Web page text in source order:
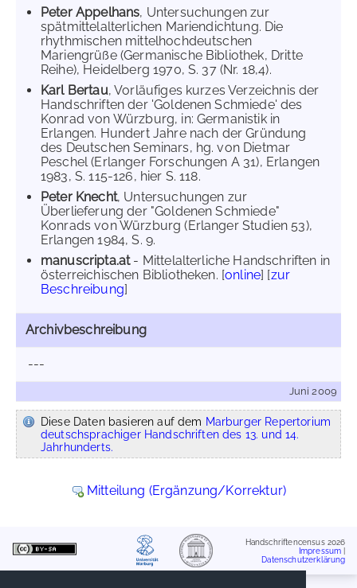
Peter Appelhans, Untersuchungen zur
spätmittelalterlichen Mariendichtung. Die
rhythmischen mittelhochdeutschen
Mariengrüße (Germanische Bibliothek, Dritte
Reihe), Heidelberg 1970, S. 37 (Nr. 18,4).
Karl Bertau, Vorläufiges kurzes Verzeichnis der
Handschriften der 'Goldenen Schmiede' des
Konrad von Würzburg, in: Germanistik in
Erlangen. Hundert Jahre nach der Gründung
des Deutschen Seminars, hg. von Dietmar
Peschel (Erlanger Forschungen A 31), Erlangen
1983, S. 115-126, hier S. 118.
Peter Knecht, Untersuchungen zur
Überlieferung der "Goldenen Schmiede"
Konrads von Würzburg (Erlanger Studien 53),
Erlangen 1984, S. 9.
manuscripta.at- Mittelalterliche Handschriften in
österreichischen Bibliotheken. [online] [zur
Beschreibung]
Archivbeschreibung
---
Juni 2009
Diese Daten basieren auf dem Marburger Repertorium
deutschsprachiger Handschriften des 13. und 14.
Jahrhunderts.
Mitteilung (Ergänzung/Korrektur)
Handschriftencensus 2026
Impressum
Datenschutzerklärung